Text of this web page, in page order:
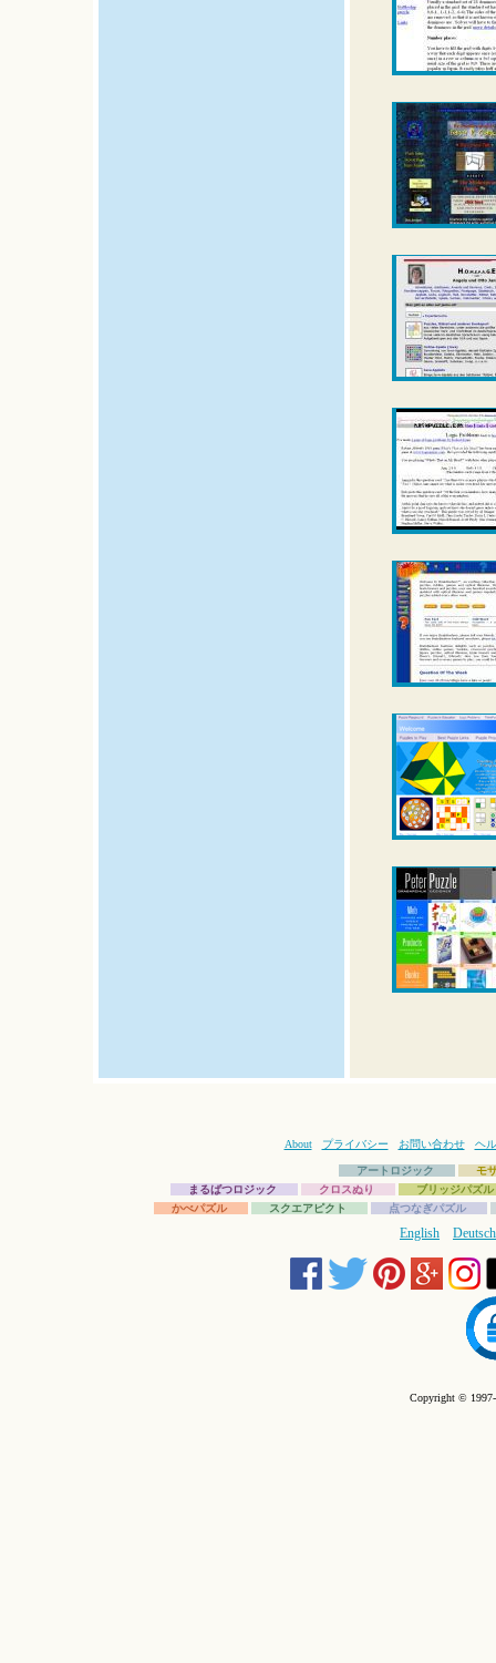
About プライバシー お問い合わせ ヘ
アートロジック
モ
まるばつロジック
クロスぬり
ブリッジパズル
かべパズル
スクエアピクト 点つなぎパズル
English Deutsch
Copyright ©